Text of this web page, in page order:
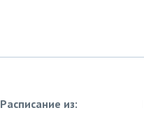
Расписание из: